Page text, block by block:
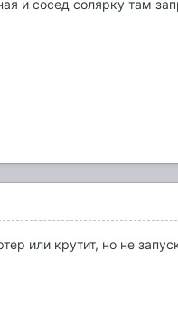
и сосед солярку там
или крутит, но не